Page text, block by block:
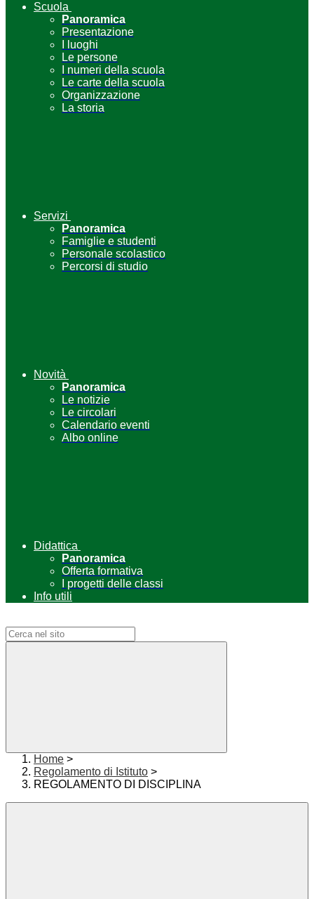
Scuola
Panoramica
Presentazione
I luoghi
Le persone
I numeri della scuola
Le carte della scuola
Organizzazione
La storia
Servizi
Panoramica
Famiglie e studenti
Personale scolastico
Percorsi di studio
Novità
Panoramica
Le notizie
Le circolari
Calendario eventi
Albo online
Didattica
Panoramica
Offerta formativa
I progetti delle classi
Info utili
Home >
Regolamento di Istituto >
REGOLAMENTO DI DISCIPLINA